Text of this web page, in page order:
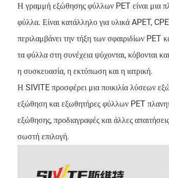
Η γραμμή εξώθησης φύλλων PET είναι μια
φύλλα. Είναι κατάλληλο για υλικά APET,
περιλαμβάνει την τήξη των σφαιριδίων PET
τα φύλλα στη συνέχεια ψύχονται, κόβονται
η συσκευασία, η εκτύπωση και η ιατρική.
Η SIVITE προσφέρει μια ποικιλία λύσεων
εξώθηση και εξωθητήρες φύλλων PET
εξώθησης, προδιαγραφές και άλλες
σωστή επιλογή.